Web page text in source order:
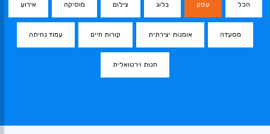
הכל עסק בלוג צילום מוסיקה אירוע
מסעדה אומנות יצירתית קורות חיים עמוד נחיתה
חנות וירטואלית